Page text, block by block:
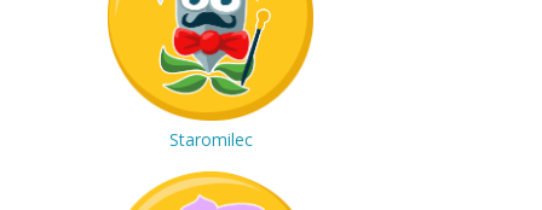
Staromilec